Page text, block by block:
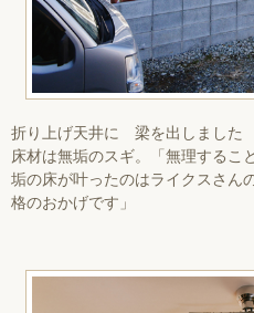
折り上げ天井に 梁を出しました
床材は無垢のスギ。「無理するこ
垢の床が叶ったのはライクスさん
格のおかげです」